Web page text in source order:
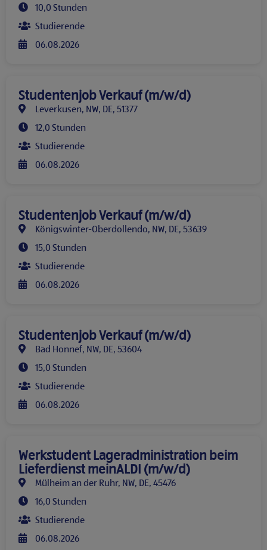
10,0 Stunden
Studierende
06.08.2026
Studentenjob Verkauf (m/w/d)
Leverkusen, NW, DE, 51377
12,0 Stunden
Studierende
06.08.2026
Studentenjob Verkauf (m/w/d)
Königswinter-Oberdollendo, NW, DE, 53639
15,0 Stunden
Studierende
06.08.2026
Studentenjob Verkauf (m/w/d)
Bad Honnef, NW, DE, 53604
15,0 Stunden
Studierende
06.08.2026
Werkstudent Lageradministration beim
Lieferdienst meinALDI (m/w/d)
Mülheim an der Ruhr, NW, DE, 45476
16,0 Stunden
Studierende
06.08.2026